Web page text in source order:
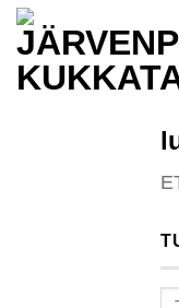
Skip
content